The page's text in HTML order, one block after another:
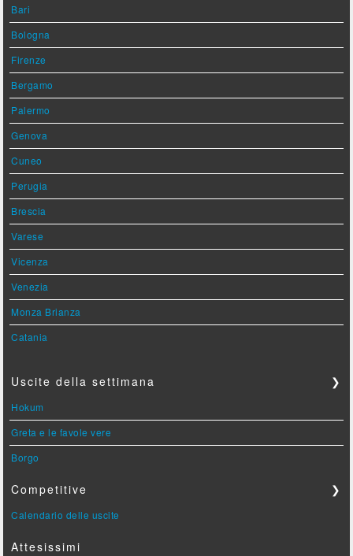
Bari
Bologna
Firenze
Bergamo
Palermo
Genova
Cuneo
Perugia
Brescia
Varese
Vicenza
Venezia
Monza Brianza
Catania
Uscite della settimana ❯
Hokum
Greta e le favole vere
Borgo
Competitive ❯
Calendario delle uscite
Attesissimi